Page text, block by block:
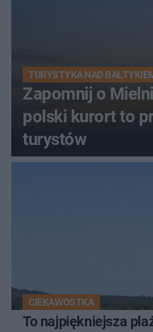
TURYSTYKA NAD
Zapomnij o
polski kurort to
turystów
CIEKAWOSTKA
To najpiękniejsza